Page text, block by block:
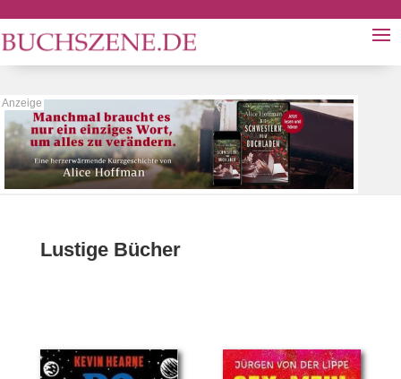
Lustige Bücher